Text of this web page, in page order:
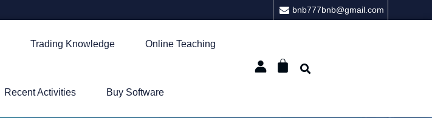
bnb777bnb@gmail.com
Trading Knowledge Online Teaching
Recent Activities Buy Software